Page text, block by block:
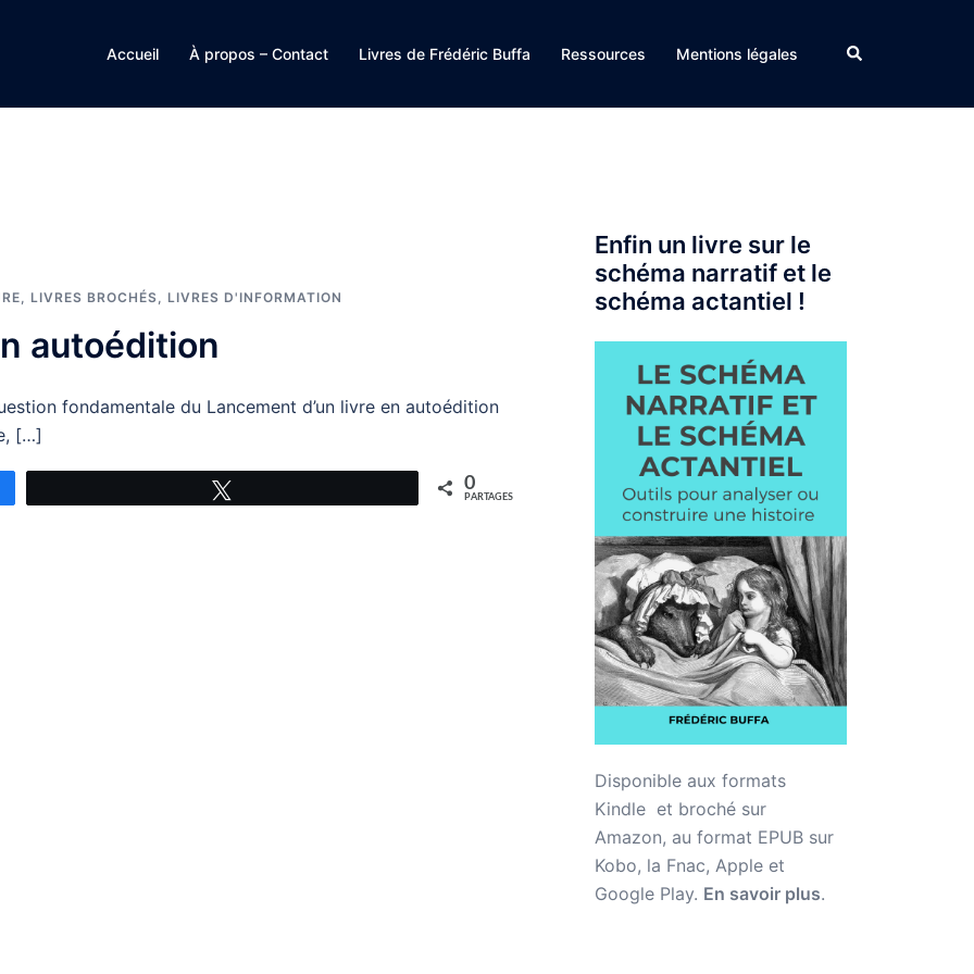
Accueil À propos – Contact Livres de Frédéric Buffa Ressources Mentions légales Rechercher
, LIVRES BROCHÉS, LIVRES D'INFORMATION
autoédition
fondamentale du Lancement d’un livre en autoédition
[…]
0
PARTAGES
Enfin un livre sur le
schéma narratif et le
schéma actantiel !
Disponible aux formats
Kindle et broché sur
Amazon, au format EPUB sur
Kobo, la Fnac, Apple et
Google Play. En savoir plus.